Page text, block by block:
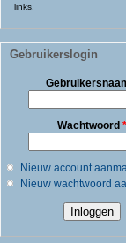
links.
Gebruikerslogin
Wachtwoord *
Nieuw account
Nieuw wachtwoord